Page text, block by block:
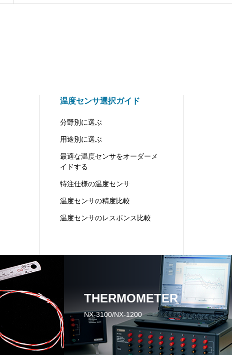
温度センサ選択ガイド
分野別に選ぶ
用途別に選ぶ
最適な温度センサをオーダーメ
イドする
特注仕様の温度センサ
温度センサの精度比較
温度センサのレスポンス比較
THERMOMETER
NX-3100/NX-1200